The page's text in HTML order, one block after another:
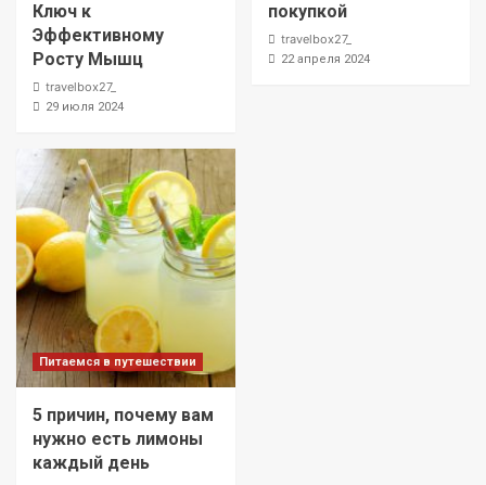
Ключ к
Эффективному
Росту Мышц
travelbox27_
29 июля 2024
покупкой
travelbox27_
22 апреля 2024
Питаемся в путешествии
5 причин, почему вам
нужно есть лимоны
каждый день